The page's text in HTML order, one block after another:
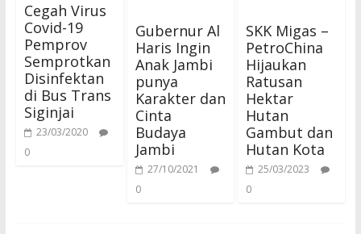
Cegah Virus
Covid-19
Pemprov
Semprotkan
Disinfektan
di Bus Trans
Siginjai
23/03/2020
0
Gubernur Al
Haris Ingin
Anak Jambi
punya
Karakter dan
Cinta
Budaya
Jambi
27/10/2021
0
SKK Migas –
PetroChina
Hijaukan
Ratusan
Hektar
Hutan
Gambut dan
Hutan Kota
25/03/2023
0